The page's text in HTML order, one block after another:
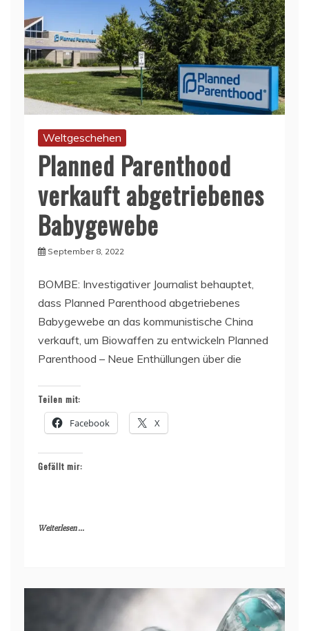
Weltgeschehen
Planned Parenthood
verkauft abgetriebenes
Babygewebe
September 8, 2022
BOMBE: Investigativer Journalist behauptet,
dass Planned Parenthood abgetriebenes
Babygewebe an das kommunistische China
verkauft, um Biowaffen zu entwickeln Planned
Parenthood – Neue Enthüllungen über die
Teilen mit:
Facebook X
Gefällt mir:
Weiterlesen ...